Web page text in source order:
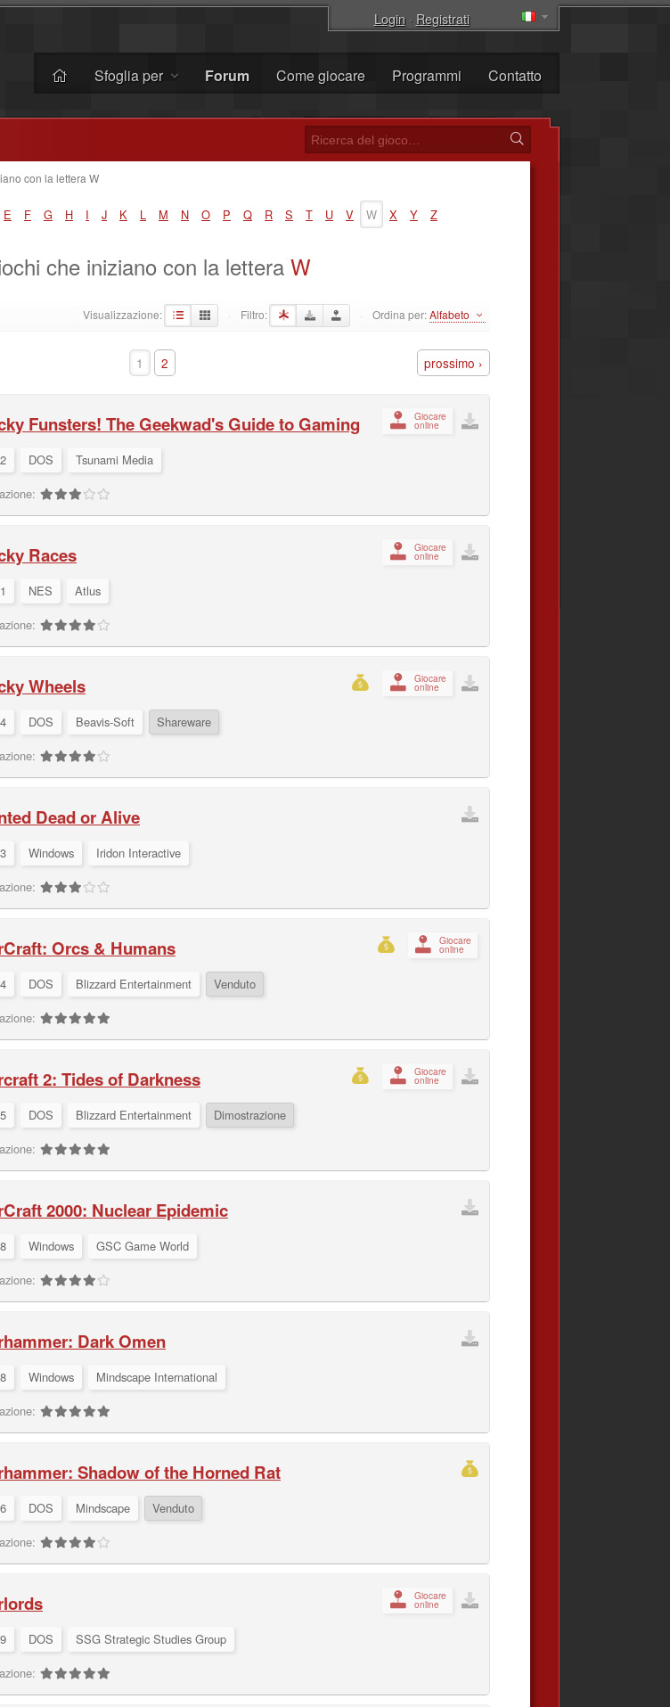
Login· Registrati
Sfoglia per Forum Come giocare Programmi Contatto
con la lettera W
E F G H I J K L M N O P Q R S T U V W X Y Z
che iniziano con la lettera W
Visualizzazione: · Filtro: · Ordina per:Alfabeto
1 2 prossimo ›
Giocare
online
Funsters! The Geekwad's Guide to Gaming
DOS
Tsunami Media
Giocare
online
Races
NES
Atlus
Giocare
online
Wheels
DOS Beavis-Soft
Shareware
Dead or Alive
Windows
Iridon Interactive
Giocare
online
Orcs & Humans
DOS Blizzard Entertainment
Venduto
Giocare
online
2: Tides of Darkness
DOS Blizzard Entertainment
Dimostrazione
2000: Nuclear Epidemic
Windows
GSC Game World
Dark Omen
Windows
Mindscape International
Shadow of the Horned Rat
DOS Mindscape
Venduto
Giocare
online
DOS
SSG Strategic Studies Group